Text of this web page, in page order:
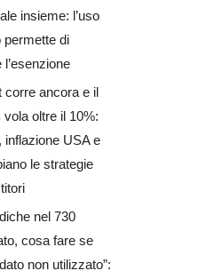
insieme: l’uso
permette di
corre ancora e il
oltre il 10%:
inflazione USA e
le strategie
nel 730
cosa fare se
non utilizzato”: